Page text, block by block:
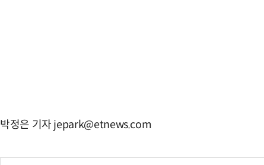
박정은 기자 jepark@etnews.com